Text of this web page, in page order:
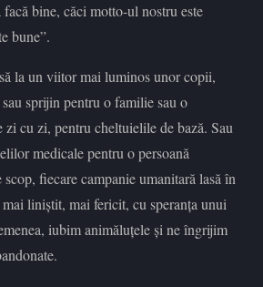
facă bine, căci motto-ul nostru este
bune”.
la un viitor mai luminos unor copii,
sprijin pentru o familie sau o
zi cu zi, pentru cheltuielile de bază. Sau
medicale pentru o persoană
fiecare campanie umanitară lasă în
liniștit, mai fericit, cu speranța unui
iubim animăluţele şi ne îngrijim